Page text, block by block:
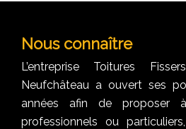
Nous connaître
L’entreprise Toitures
Neufchâteau a ouvert ses
années afin de proposer
professionnels ou